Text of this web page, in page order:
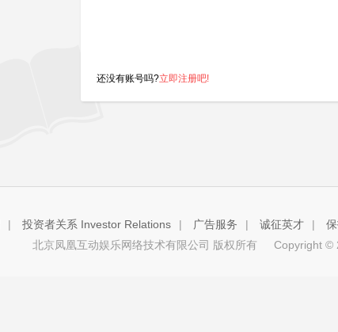
还没有账号吗?立即注册吧!
| 投资者关系 Investor Relations | 广告服务 | 诚征英才 |
北京凤凰互动娱乐网络技术有限公司 版权所有
Copyright ©